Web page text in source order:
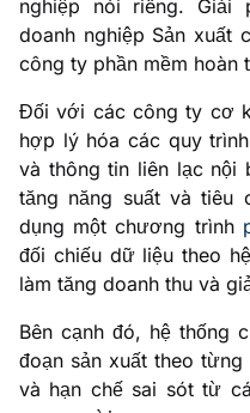
nghiệp nói riêng. Giải
doanh nghiệp Sản xuất
công ty phần mềm hoàn
Đối với các công ty cơ
hợp lý hóa các quy
và thông tin liên lạc nội
tăng năng suất và tiêu
dụng một chương trình
đối chiếu dữ liệu theo
làm tăng doanh thu và
Bên cạnh đó, hệ thống
đoạn sản xuất theo
và hạn chế sai sót từ